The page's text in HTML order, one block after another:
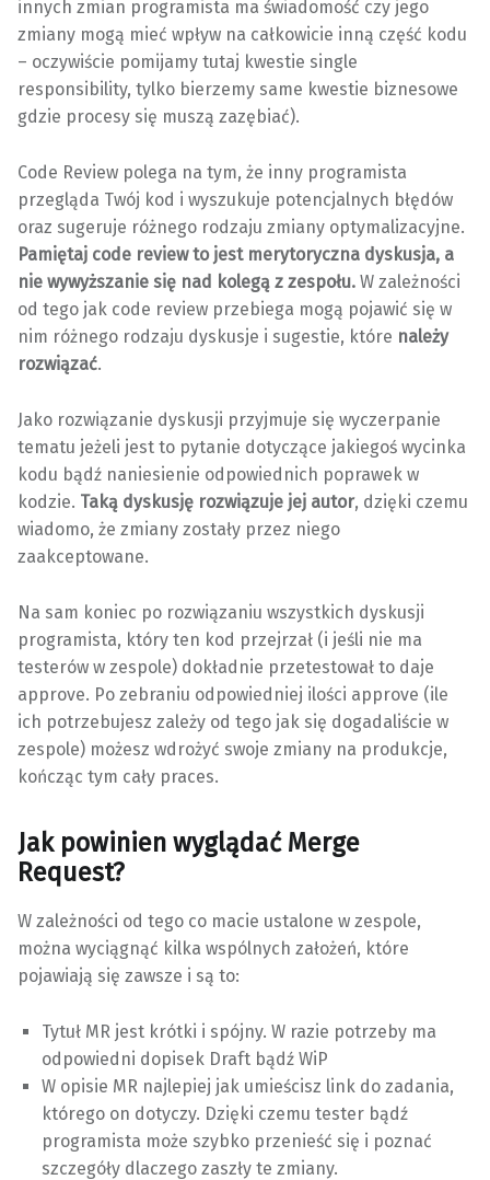
innych zmian programista ma świadomość czy jego
zmiany mogą mieć wpływ na całkowicie inną część kodu
– oczywiście pomijamy tutaj kwestie single
responsibility, tylko bierzemy same kwestie biznesowe
gdzie procesy się muszą zazębiać).
Code Review polega na tym, że inny programista
przegląda Twój kod i wyszukuje potencjalnych błędów
oraz sugeruje różnego rodzaju zmiany optymalizacyjne.
Pamiętaj code review to jest merytoryczna dyskusja, a
nie wywyższanie się nad kolegą z zespołu. W zależności
od tego jak code review przebiega mogą pojawić się w
nim różnego rodzaju dyskusje i sugestie, które należy
rozwiązać.
Jako rozwiązanie dyskusji przyjmuje się wyczerpanie
tematu jeżeli jest to pytanie dotyczące jakiegoś wycinka
kodu bądź naniesienie odpowiednich poprawek w
kodzie. Taką dyskusję rozwiązuje jej autor, dzięki czemu
wiadomo, że zmiany zostały przez niego
zaakceptowane.
Na sam koniec po rozwiązaniu wszystkich dyskusji
programista, który ten kod przejrzał (i jeśli nie ma
testerów w zespole) dokładnie przetestował to daje
approve. Po zebraniu odpowiedniej ilości approve (ile
ich potrzebujesz zależy od tego jak się dogadaliście w
zespole) możesz wdrożyć swoje zmiany na produkcje,
kończąc tym cały praces.
Jak powinien wyglądać Merge
Request?
W zależności od tego co macie ustalone w zespole,
można wyciągnąć kilka wspólnych założeń, które
pojawiają się zawsze i są to:
Tytuł MR jest krótki i spójny. W razie potrzeby ma
odpowiedni dopisek Draft bądź WiP
W opisie MR najlepiej jak umieścisz link do zadania,
którego on dotyczy. Dzięki czemu tester bądź
programista może szybko przenieść się i poznać
szczegóły dlaczego zaszły te zmiany.